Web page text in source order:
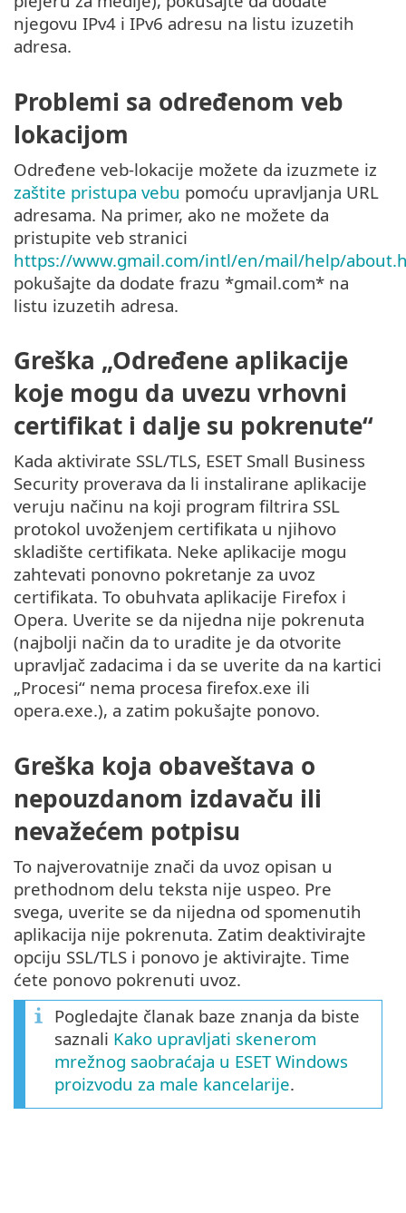
njegovu IPv4 i IPv6 adresu na listu izuzetih
adresa.
Problemi sa određenom veb
lokacijom
Određene veb-lokacije možete da izuzmete iz
zaštite pristupa vebu pomoću upravljanja URL
adresama. Na primer, ako ne možete da
pristupite veb stranici
https://www.gmail.com/intl/en/mail/help/
pokušajte da dodate frazu *gmail.com* na
listu izuzetih adresa.
Greška „Određene aplikacije
koje mogu da uvezu vrhovni
certifikat i dalje su pokrenute“
Kada aktivirate SSL/TLS, ESET Small Business
Security proverava da li instalirane aplikacije
veruju načinu na koji program filtrira SSL
protokol uvoženjem certifikata u njihovo
skladište certifikata. Neke aplikacije mogu
zahtevati ponovno pokretanje za uvoz
certifikata. To obuhvata aplikacije Firefox i
Opera. Uverite se da nijedna nije pokrenuta
(najbolji način da to uradite je da otvorite
upravljač zadacima i da se uverite da na kartici
„Procesi“ nema procesa firefox.exe ili
opera.exe.), a zatim pokušajte ponovo.
Greška koja obaveštava o
nepouzdanom izdavaču ili
nevažećem potpisu
To najverovatnije znači da uvoz opisan u
prethodnom delu teksta nije uspeo. Pre
svega, uverite se da nijedna od spomenutih
aplikacija nije pokrenuta. Zatim deaktivirajte
opciju SSL/TLS i ponovo je aktivirajte. Time
ćete ponovo pokrenuti uvoz.
Pogledajte članak baze znanja da biste
saznali Kako upravljati skenerom
mrežnog saobraćaja u ESET Windows
proizvodu za male kancelarije.